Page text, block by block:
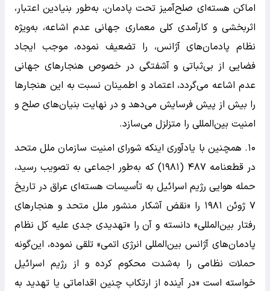
اماکن هسته‌ای صلح‌آمیز تحت پادمان، به‌طور بنیادین اعتبار،
اثربخشی و کارآمدی کلی معماری جهانی عدم اشاعه، به‌ویژه
نظام پادمان‌های آژانس، را تضعیف نموده، موجب ایجاد
فضایی از بی‌ثباتی و آشفتگی در خصوص هنجار‌های جهانی
عدم اشاعه می‌گردد، اعتماد و اطمینان نسبت به این هنجار‌ها
را بیش از پیش فرسایش می‌دهد و در نهایت بنیان‌های صلح و
امنیت بین‌المللی را متزلزل می‌سازد.
۱۰. همچنین با یادآوری اینکه شورای امنیت سازمان ملل متحد
در قطعنامه ۴۸۷ (۱۹۸۱) که به‌طور اجماعی به تصویب رسید،
حمله هوایی رژیم اسرائیل به تأسیسات هسته‌ای عراق در تاریخ
۷ ژوئن ۱۹۸۱ را «نقض آشکار منشور ملل متحد و هنجار‌های
رفتار بین‌المللی» دانسته و آن را «تهدیدی جدی علیه کل نظام
پادمان‌های آژانس بین‌المللی انرژی اتمی» تلقی نموده، این‌گونه
حملات نظامی را به‌شدت محکوم کرده و از رژیم اسرائیل
خواسته است «در آینده از ارتکاب چنین اقداماتی یا تهدید به